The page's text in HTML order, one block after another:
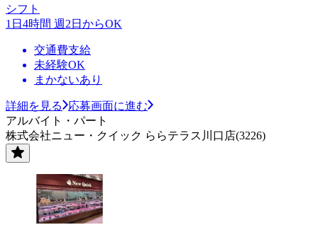
シフト
1日4時間 週2日からOK
交通費支給
未経験OK
まかないあり
詳細を見る
応募画面に進む
アルバイト・パート
株式会社ニュー・クイック ららテラス川口店(3226)